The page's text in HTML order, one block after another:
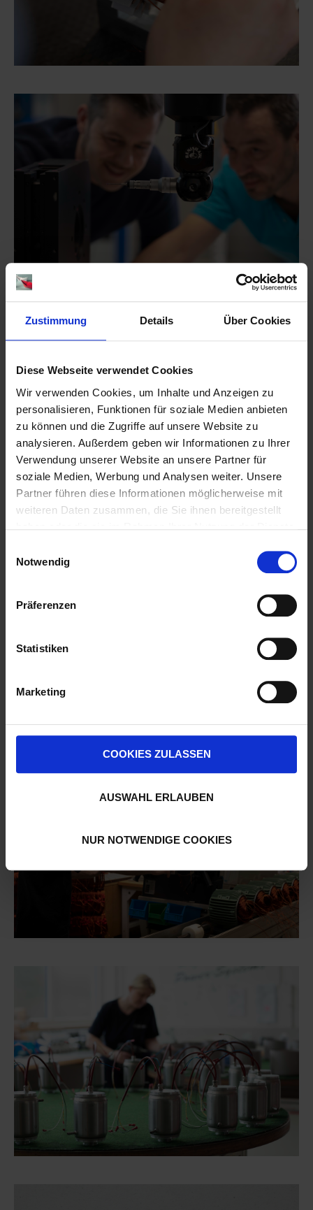
Zustimmung Details Über Cookies
Diese Webseite verwendet Cookies
Wir verwenden Cookies, um Inhalte und Anzeigen zu
personalisieren, Funktionen für soziale Medien anbieten
zu können und die Zugriffe auf unsere Website zu
analysieren. Außerdem geben wir Informationen zu Ihrer
Verwendung unserer Website an unsere Partner für
soziale Medien, Werbung und Analysen weiter. Unsere
Partner führen diese Informationen möglicherweise mit
weiteren Daten zusammen, die Sie ihnen bereitgestellt
Notwendig
Präferenzen
Statistiken
Marketing
COOKIES ZULASSEN
AUSWAHL ERLAUBEN
NUR NOTWENDIGE COOKIES